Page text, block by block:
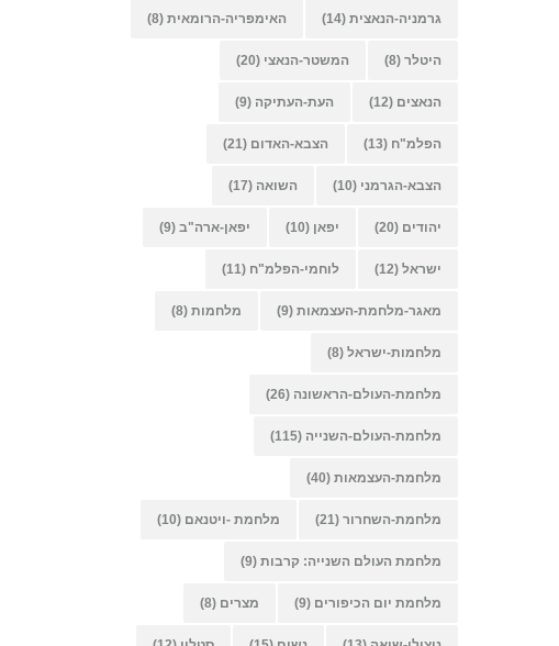
גרמניה-הנאצית (14) האימפריה-הרומאית (8)
היטלר (8) המשטר-הנאצי (20)
הנאצים (12) העת-העתיקה (9)
הפלמ"ח (13) הצבא-האדום (21)
הצבא-הגרמני (10) השואה (17)
יהודים (20) יפאן (10) יפאן-ארה"ב (9)
ישראל (12) לוחמי-הפלמ"ח (11)
מאגר-מלחמת-העצמאות (9) מלחמות (8)
מלחמות-ישראל (8)
מלחמת-העולם-הראשונה (26)
מלחמת-העולם-השנייה (115)
מלחמת-העצמאות (40)
מלחמת-השחרור (21) מלחמת -ויטנאם (10)
מלחמת העולם השנייה: קרבות (9)
מלחמת יום הכיפורים (9) מצרים (8)